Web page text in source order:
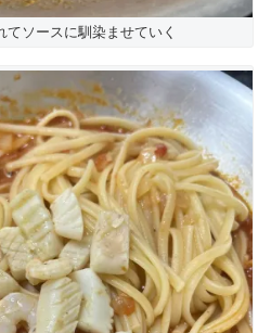
ソースに馴染ませていく